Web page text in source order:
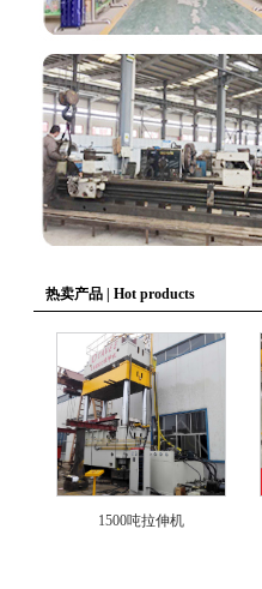
热卖产品 | Hot products
1500吨拉伸机